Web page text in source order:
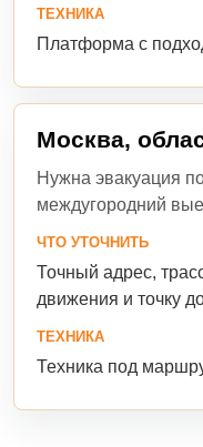
ТЕХНИКА
Платформа с
Москва,
Нужна эвакуация
междугородний
ЧТО УТОЧНИТЬ
Точный адрес,
движения и точку
ТЕХНИКА
Техника под